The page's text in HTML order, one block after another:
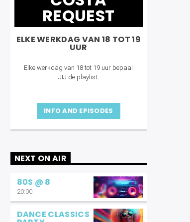
REQUEST
ELKE WERKDAG VAN 18 TOT 19
UUR
Elke werkdag van 18 tot 19 uur bepaal
JIJ de playlist.
INFO AND EPISODES
NEXT ON AIR
80S @ 8
20:00
DANCE CLASSICS